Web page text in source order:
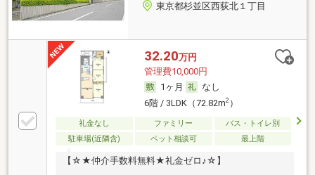
東京都杉並区西荻北１丁目
32.20万円
管理費10,000円
1ヶ月
なし
6階 / 3LDK（72.82m2）
礼金なし ファミリー
バス・トイレ別
駐車場(近隣含)
ペット相談可 最上階
【☆★仲介手数料無料★礼金ゼロ♪☆】